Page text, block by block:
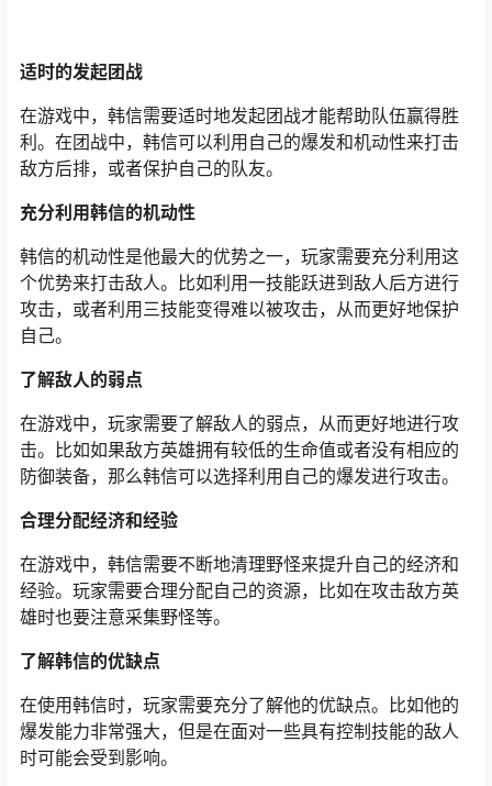
适时的发起团战
在游戏中，韩信需要适时地发起团战才能帮助队伍赢得胜
利。在团战中，韩信可以利用自己的爆发和机动性来打击
敌方后排，或者保护自己的队友。
充分利用韩信的机动性
韩信的机动性是他最大的优势之一，玩家需要充分利用这
个优势来打击敌人。比如利用一技能跃进到敌人后方进行
攻击，或者利用三技能变得难以被攻击，从而更好地保护
自己。
了解敌人的弱点
在游戏中，玩家需要了解敌人的弱点，从而更好地进行攻
击。比如如果敌方英雄拥有较低的生命值或者没有相应的
防御装备，那么韩信可以选择利用自己的爆发进行攻击。
合理分配经济和经验
在游戏中，韩信需要不断地清理野怪来提升自己的经济和
经验。玩家需要合理分配自己的资源，比如在攻击敌方英
雄时也要注意采集野怪等。
了解韩信的优缺点
在使用韩信时，玩家需要充分了解他的优缺点。比如他的
爆发能力非常强大，但是在面对一些具有控制技能的敌人
时可能会受到影响。